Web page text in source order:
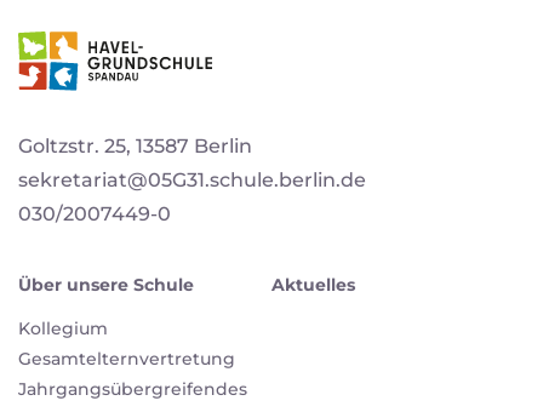
Goltzstr. 25, 13587 Berlin
sekretariat@05G31.schule.berlin.de
030/2007449-0
Über unsere Schule
Kollegium
Gesamtelternvertretung
Jahrgangsübergreifendes
Aktuelles